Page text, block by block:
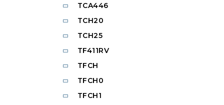
TCA446
TCH20
TCH25
TF411RV
TFCH
TFCH0
TFCH1